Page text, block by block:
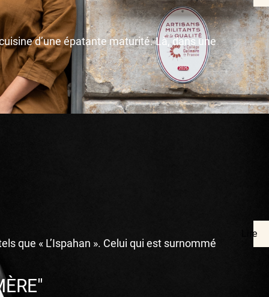
d’une épatante maturité. Là, dans une
que « L’Ispahan ». Celui qui est surnommé
Lire